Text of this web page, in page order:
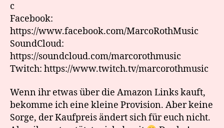
c
Facebook:
https://www.facebook.com/MarcoRothMusic
SoundCloud:
https://soundcloud.com/marcorothmusic
Twitch: https://www.twitch.tv/marcorothmusic
Wenn ihr etwas über die Amazon Links kauft,
bekomme ich eine kleine Provision. Aber keine
Sorge, der Kaufpreis ändert sich für euch nicht.